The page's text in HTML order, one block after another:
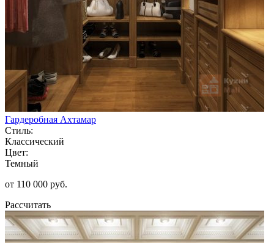
Гардеробная Ахтамар
Стиль:
Классический
Цвет:
Темный
от 110 000 руб.
Рассчитать